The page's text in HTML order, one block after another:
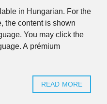
in Hungarian. For the
the content is shown
You may click the
A prémium
READ MORE